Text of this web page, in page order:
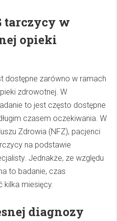
tarczycy w
opieki
dostępne zarówno w ramach
zdrowotnej. W
to jest często dostępne
czasem oczekiwania. W
Zdrowia (NFZ), pacjenci
na podstawie
Jednakże, ze względu
to badanie, czas
kilka miesięcy.
diagnozy